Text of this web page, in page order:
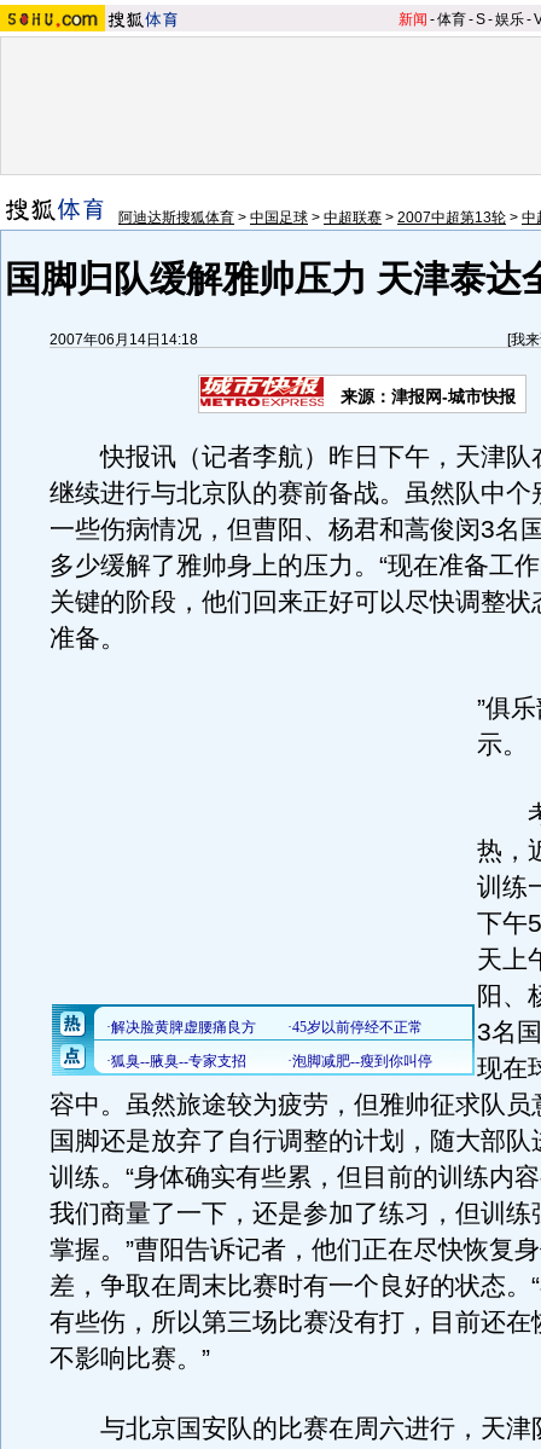
新闻 -体育-S-娱乐-
阿迪达斯搜狐体育 > 中国足球 > 中超联赛 > 2007中超第13轮 > 中
国脚归队缓解雅帅压力 天津泰达
2007年06月14日14:18 [我
来源：津报网-城市快报
快报讯（记者李航）昨日下午，天津队
继续进行与北京队的赛前备战。虽然队中个
一些伤病情况，但曹阳、杨君和蒿俊闵3名
多少缓解了雅帅身上的压力。“现在准备工
关键的阶段，他们回来正好可以尽快调整状
准备。
”俱
示。
考
热，
训练
下午
天上
阳、
3名
现在
容中。虽然旅途较为疲劳，但雅帅征求队员
国脚还是放弃了自行调整的计划，随大部队
训练。“身体确实有些累，但目前的训练内
我们商量了一下，还是参加了练习，但训练
掌握。”曹阳告诉记者，他们正在尽快恢复
差，争取在周末比赛时有一个良好的状态。
有些伤，所以第三场比赛没有打，目前还在
不影响比赛。”
与北京国安队的比赛在周六进行，天津